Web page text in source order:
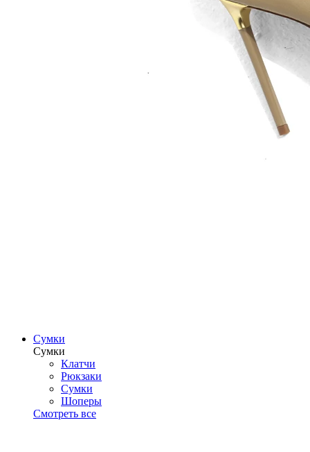
Сумки
Сумки
Клатчи
Рюкзаки
Сумки
Шоперы
Смотреть все